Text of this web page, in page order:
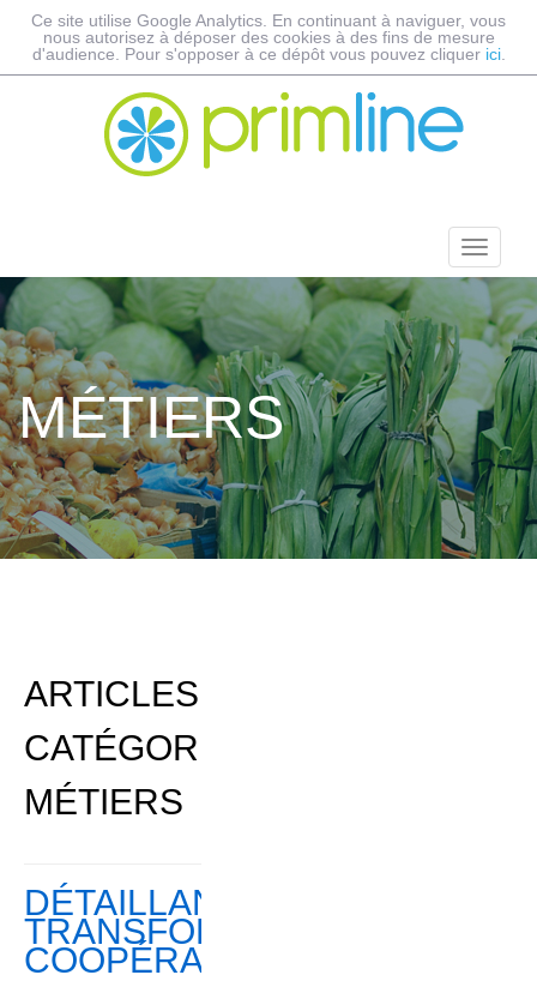
Ce site utilise Google Analytics. En continuant à naviguer, vous
nous autorisez à déposer des cookies à des fins de mesure
d'audience. Pour s'opposer à ce dépôt vous pouvez cliquer ici.
MÉTIERS
ARTICLES
CATÉGORISÉS:
MÉTIERS
DÉTAILLANT,
TRANSFORMATEUR,
COOPÉRATIVE